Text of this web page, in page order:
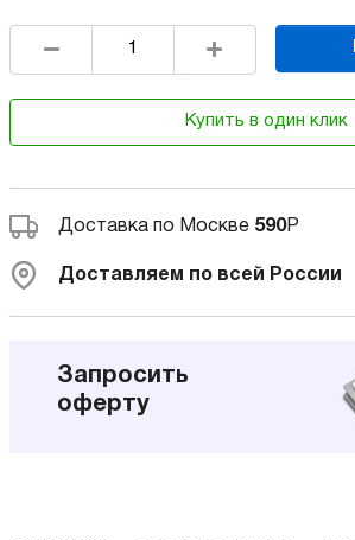
Купить в один клик
Доставка по Москве 590Р
Доставляем по всей России
Запросить
оферту